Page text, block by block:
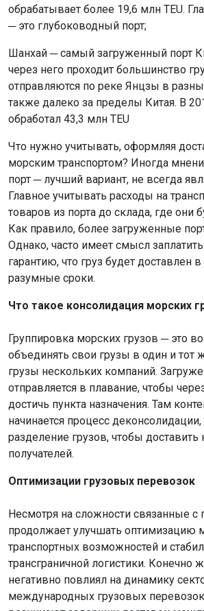
обрабатывает более 19,6 млн TEU.
─ это глубоководный порт;
Шанхай ─ самый загруженный порт
через него проходит большинство
отправляются по реке Янцзы в
также далеко за пределы Китая. В
обработал 43,3 млн TEU
Что нужно учитывать, оформляя
морским транспортом? Иногда
порт ─ лучший вариант, не всегда
Главное учитывать расходы на
товаров из порта до склада, где они
Как правило, более загруженные
Однако, часто имеет смысл
гарантию, что груз будет доставлен
разумные сроки.
Что такое консолидация морских
Группировка морских грузов ─ это
объединять свои грузы в один и тот
грузы нескольких компаний.
отправляется в плавание, чтобы
достичь пункта назначения. Там
начинается процесс деконсолидации,
разделение грузов, чтобы
получателей.
Оптимизации грузовых перевозок
Несмотря на сложности связанные с
продолжает улучшать оптимизацию
транспортных возможностей и
трансграничной логистики. Конечно
негативно повлиял на динамику
международных грузовых